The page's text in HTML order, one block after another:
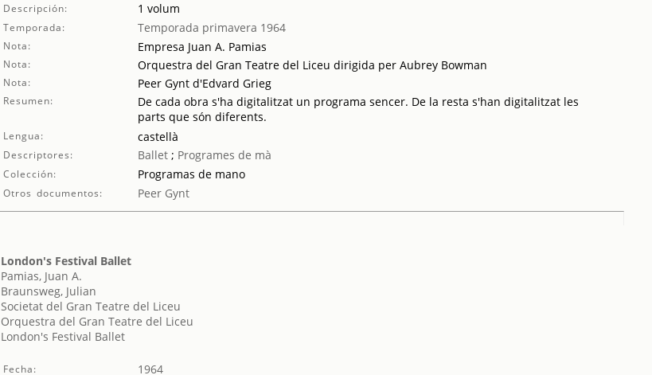
Descripción: 1 volum
Temporada: Temporada primavera 1964
Nota: Empresa Juan A. Pamias
Nota: Orquestra del Gran Teatre del Liceu dirigida per Aubrey Bowman
Nota: Peer Gynt d'Edvard Grieg
Resumen:
De cada obra s'ha digitalitzat un programa sencer. De la resta s'han digitalitzat les
parts que són diferents.
Lengua: castellà
Descriptores: Ballet; Programes de mà
Colección: Programas de mano
Otros documentos: Peer Gynt
London's Festival Ballet
Pamias, Juan A.
Braunsweg, Julian
Societat del Gran Teatre del Liceu
Orquestra del Gran Teatre del Liceu
London's Festival Ballet
Fecha: 1964